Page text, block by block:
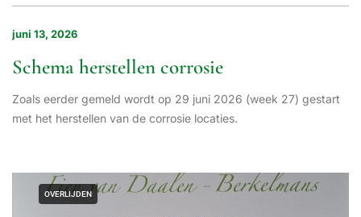
juni 13, 2026
Schema herstellen corrosie
Zoals eerder gemeld wordt op 29 juni 2026 (week 27) gestart
met het herstellen van de corrosie locaties.
OVERLIJDEN